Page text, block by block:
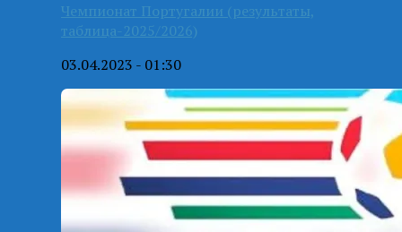
Чемпионат Португалии (результаты,
таблица-2025/2026)
03.04.2023 - 01:30